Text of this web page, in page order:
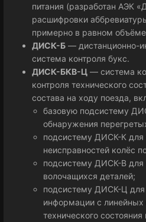
питания (разработан АЭК
расшифровки
примерно в равном
ДИСК-Б — дистанционно-
система контроля букс.
ДИСК-БКВ-Ц — система
контроля технического
состава на ходу поезда,
базовую подсистему
обнаружения
подсистему ДИСК-К для
неисправностей колёс
подсистему ДИСК-В для
волочащихся деталей;
подсистему ДИСК-Ц для
информации с линейных
технического